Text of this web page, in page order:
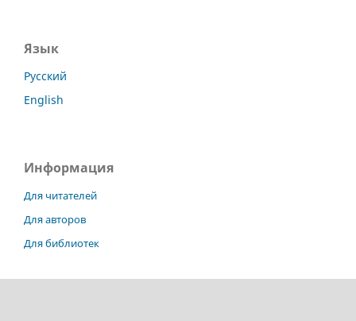
Язык
Русский
English
Информация
Для читателей
Для авторов
Для библиотек